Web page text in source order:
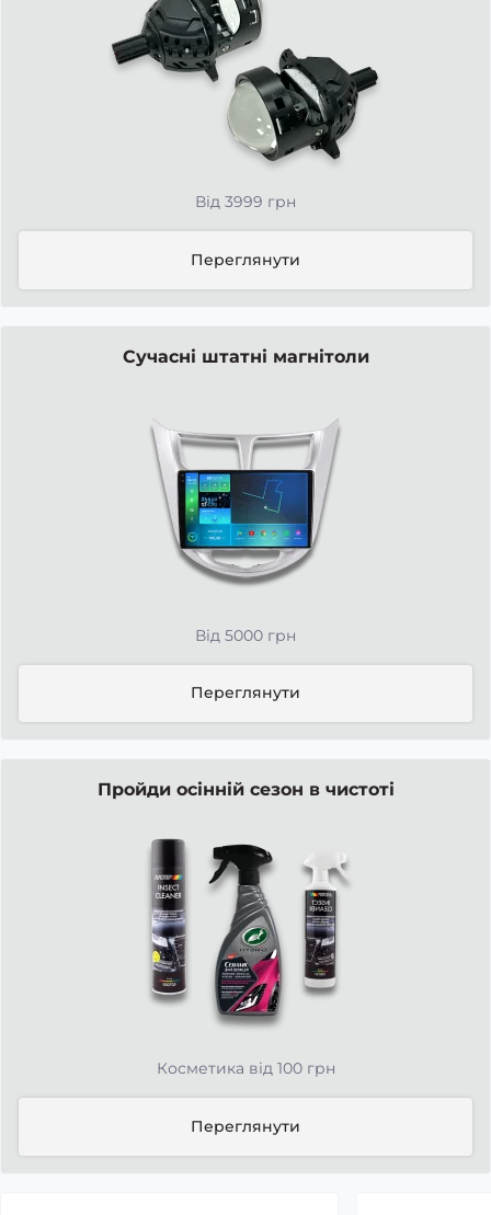
Від 3999 грн
Переглянути
Сучасні штатні магнітоли
Від 5000 грн
Переглянути
Пройди осінній сезон в чистоті
Косметика від 100 грн
Переглянути